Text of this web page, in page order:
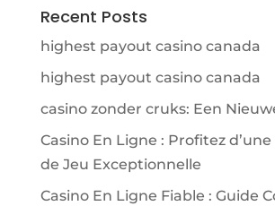
Recent Posts
highest payout casino canada
highest payout casino canada
casino zonder cruks: Een
Casino En Ligne : Profitez
de Jeu Exceptionnelle
Casino En Ligne Fiable : Guide